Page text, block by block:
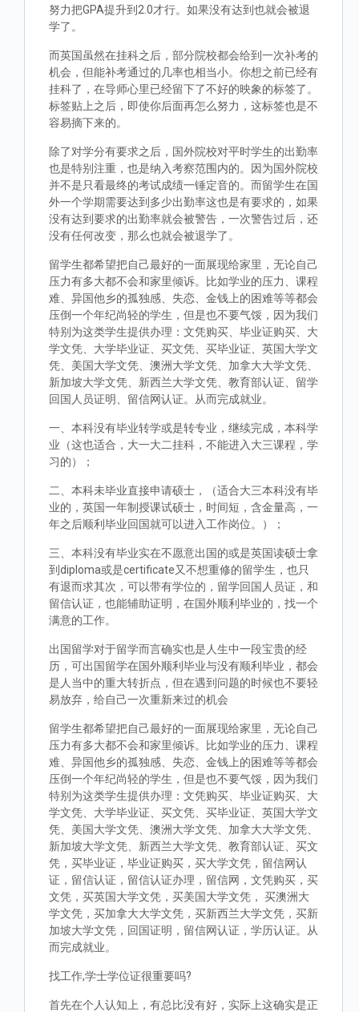
努力把GPA提升到2.0才行。如果没有达到也就会被退
学了。
而英国虽然在挂科之后，部分院校都会给到一次补考的
机会，但能补考通过的几率也相当小。你想之前已经有
挂科了，在导师心里已经留下了不好的映象的标签了。
标签贴上之后，即使你后面再怎么努力，这标签也是不
容易摘下来的。
除了对学分有要求之后，国外院校对平时学生的出勤率
也是特别注重，也是纳入考察范围内的。因为国外院校
并不是只看最终的考试成绩一锤定音的。而留学生在国
外一个学期需要达到多少出勤率这也是有要求的，如果
没有达到要求的出勤率就会被警告，一次警告过后，还
没有任何改变，那么也就会被退学了。
留学生都希望把自己最好的一面展现给家里，无论自己
压力有多大都不会和家里倾诉。比如学业的压力、课程
难、异国他乡的孤独感、失恋、金钱上的困难等等都会
压倒一个年纪尚轻的学生，但是也不要气馁，因为我们
特别为这类学生提供办理：文凭购买、毕业证购买、大
学文凭、大学毕业证、买文凭、买毕业证、英国大学文
凭、美国大学文凭、澳洲大学文凭、加拿大大学文凭、
新加坡大学文凭、新西兰大学文凭、教育部认证、留学
回国人员证明、留信网认证。从而完成就业。
一、本科没有毕业转学或是转专业，继续完成，本科学
业（这也适合，大一大二挂科，不能进入大三课程，学
习的）；
二、本科未毕业直接申请硕士，（适合大三本科没有毕
业的，英国一年制授课试硕士，时间短，含金量高，一
年之后顺利毕业回国就可以进入工作岗位。）；
三、本科没有毕业实在不愿意出国的或是英国读硕士拿
到diploma或是certificate又不想重修的留学生，也只
有退而求其次，可以带有学位的，留学回国人员证，和
留信认证，也能辅助证明，在国外顺利毕业的，找一个
满意的工作。
出国留学对于留学而言确实也是人生中一段宝贵的经
历，可出国留学在国外顺利毕业与没有顺利毕业，都会
是人当中的重大转折点，但在遇到问题的时候也不要轻
易放弃，给自己一次重新来过的机会
留学生都希望把自己最好的一面展现给家里，无论自己
压力有多大都不会和家里倾诉。比如学业的压力、课程
难、异国他乡的孤独感、失恋、金钱上的困难等等都会
压倒一个年纪尚轻的学生，但是也不要气馁，因为我们
特别为这类学生提供办理：文凭购买、毕业证购买、大
学文凭、大学毕业证、买文凭、买毕业证、英国大学文
凭、美国大学文凭、澳洲大学文凭、加拿大大学文凭、
新加坡大学文凭、新西兰大学文凭、教育部认证、买文
凭，买毕业证，毕业证购买，买大学文凭，留信网认
证，留信认证，留信认证办理，留信网，文凭购买，买
文凭，买英国大学文凭，买美国大学文凭， 买澳洲大
学文凭，买加拿大大学文凭，买新西兰大学文凭，买新
加坡大学文凭，回国证明，留信网认证，学历认证。从
而完成就业。
找工作,学士学位证很重要吗?
首先在个人认知上，有总比没有好，实际上这确实是正